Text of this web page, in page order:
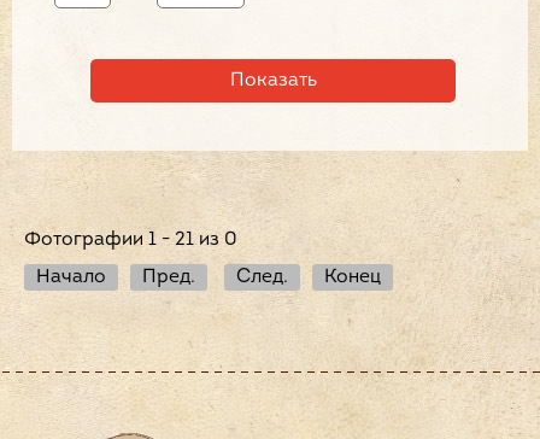
Фотографии 1 - 21 из 0
Начало
Пред. След. Конец